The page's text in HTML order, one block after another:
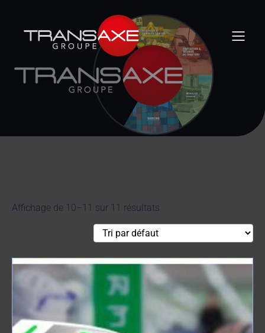
Affichage de 10–11 sur 11 résultats